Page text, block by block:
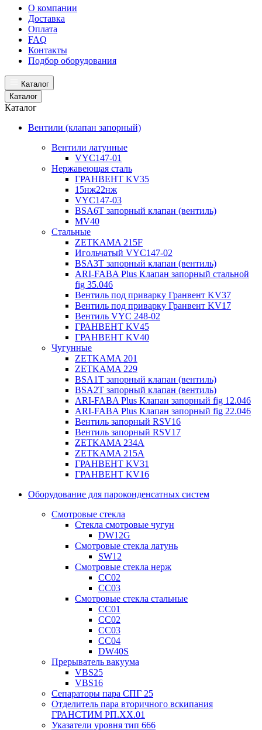
О компании
Доставка
Оплата
FAQ
Контакты
Подбор оборудования
Каталог
Каталог
Каталог
Вентили (клапан запорный)
Вентили латунные
VYC147-01
Нержавеющая сталь
ГРАНВЕНТ KV35
15нж22нж
VYC147-03
BSA6T запорный клапан (вентиль)
MV40
Стальные
ZETKAMA 215F
Игольчатый VYC147-02
BSA3T запорный клапан (вентиль)
ARI-FABA Plus Клапан запорный стальной
fig 35.046
Вентиль под приварку Гранвент KV37
Вентиль под приварку Гранвент KV17
Вентиль VYC 248-02
ГРАНВЕНТ KV45
ГРАНВЕНТ KV40
Чугунные
ZETKAMA 201
ZETKAMA 229
BSA1T запорный клапан (вентиль)
BSA2T запорный клапан (вентиль)
ARI-FABA Plus Клапан запорный fig 12.046
ARI-FABA Plus Клапан запорный fig 22.046
Вентиль запорный RSV16
Вентиль запорный RSV17
ZETKAMA 234A
ZETKAMA 215A
ГРАНВЕНТ KV31
ГРАНВЕНТ KV16
Оборудование для пароконденсатных систем
Смотровые стекла
Стекла смотровые чугун
DW12G
Смотровые стекла латунь
SW12
Смотровые стекла нерж
СС02
СС03
Смотровые стекла стальные
СС01
СС02
СС03
СС04
DW40S
Прерыватель вакуума
VBS25
VBS16
Сепараторы пара СПГ 25
Отделитель пара вторичного вскипания
ГРАНСТИМ РП.XX.01
Указатели уровня тип 666